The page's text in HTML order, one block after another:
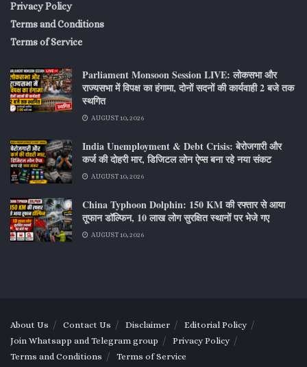
Privacy Policy
Terms and Conditions
Terms of Service
Parliament Monsoon Session LIVE: लोकसभा और
राज्यसभा में विपक्ष का हंगामा, दोनों सदनों की कार्यवाही 2 बजे तक
स्थगित
AUGUST 10, 2026
India Unemployment & Debt Crisis: बेरोजगारी और
कर्ज की दोहरी मार, डिजिटल लोन ऐप्स बना रहे नया संकट
AUGUST 10, 2026
China Typhoon Dolphin: 150 KM की रफ्तार से आया
तूफान डॉल्फिन, 10 लाख लोग सुरक्षित स्थानों पर भेजे गए
AUGUST 10, 2026
About Us Contact Us Disclaimer
Editorial Policy
Join Whatsapp and Telegram group
Privacy Policy
Terms and Conditions
Terms of Service